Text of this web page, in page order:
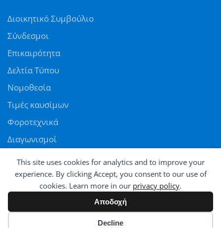
This site uses cookies for analytics and to improve your
experience. By clicking Accept, you consent to our use of
cookies. Learn more in our privacy policy.
Αποδοχή
Decline
Διοικητικό Συμβούλιο
Σύνδεσμοι
Επικαιρότητα
Δελτία Τύπου
Νομοθεσία
Τιμές καυσίμων
Φοροτεχνικά
Διαγωνισμοί
Αγγελίες
Θέσεις εργασίας
ΠΑΝΕΛΛΗΝΙΑ ΟΜΟΣΠΟΝΔΙΑ ΠΡΑΤΗΡΙΟΥΧΩΝ ΕΜΠΟΡΩΝ ΚΑΥΣΙΜΩΝ
© All rights reserved - Powered byAvatar